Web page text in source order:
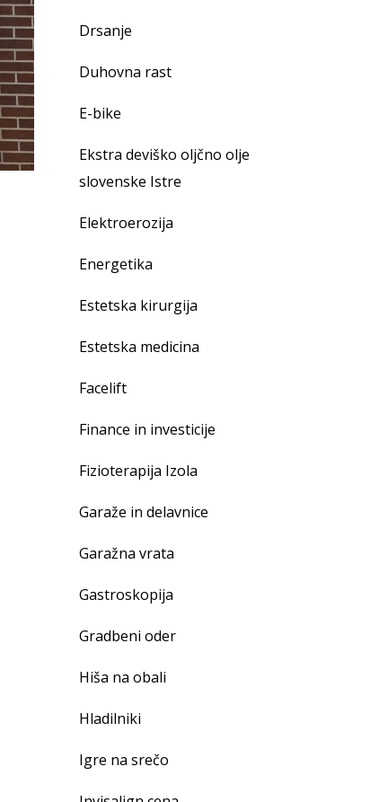
Drsanje
Duhovna rast
E-bike
Ekstra deviško oljčno olje
slovenske Istre
Elektroerozija
Energetika
Estetska kirurgija
Estetska medicina
Facelift
Finance in investicije
Fizioterapija Izola
Garaže in delavnice
Garažna vrata
Gastroskopija
Gradbeni oder
Hiša na obali
Hladilniki
Igre na srečo